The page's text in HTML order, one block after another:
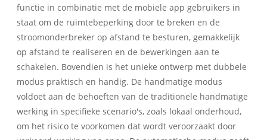
functie in combinatie met de mobiele app gebruikers in
staat om de ruimtebeperking door te breken en de
stroomonderbreker op afstand te besturen, gemakkelijk
op afstand te realiseren en de bewerkingen aan te
schakelen. Bovendien is het unieke ontwerp met dubbele
modus praktisch en handig. De handmatige modus
voldoet aan de behoeften van de traditionele handmatige
werking in specifieke scenario's, zoals lokaal onderhoud,
om het risico te voorkomen dat wordt veroorzaakt door